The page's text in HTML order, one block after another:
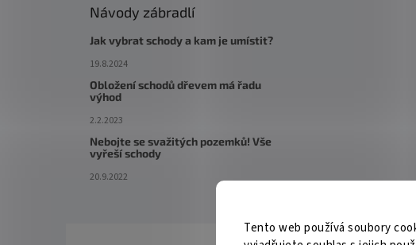
Tento web používá soubory
Návody zábradlí
Jak vybrat schody a kam je umístit?
19.8.2024
Obložení schodů dřevem má řadu
výhod
2.2.2023
Nebojte se svažitých pozemků! Vše
vyřeší schody
20.9.2022